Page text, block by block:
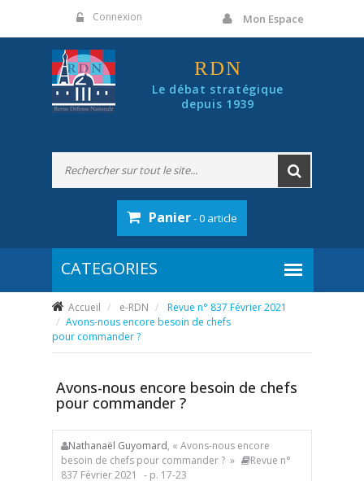
Connexion Mon Espace
RDN
Le débat stratégique
depuis 1939
Panier- 0 article
Accueil e-RDN
Revue n° 837 Février 2021
Avons-nous encore besoin de chefs
pour commander ?
Avons-nous encore besoin de chefs
pour commander ?
Nathanaël Guyomard, « Avons-nous encore
besoin de chefs pour commander ? »
Revue n°
837 Février 2021
- p. 17-23